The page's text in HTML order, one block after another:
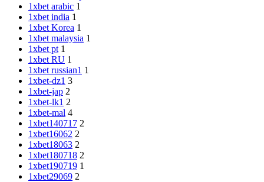
1xbet arabic 1
1xbet india 1
1xbet Korea 1
1xbet malaysia 1
1xbet pt 1
1xbet RU 1
1xbet russian1 1
1xbet-dz1 3
1xbet-jap 2
1xbet-lk1 2
1xbet-mal 4
1xbet140717 2
1xbet16062 2
1xbet18063 2
1xbet180718 2
1xbet190719 1
1xbet29069 2